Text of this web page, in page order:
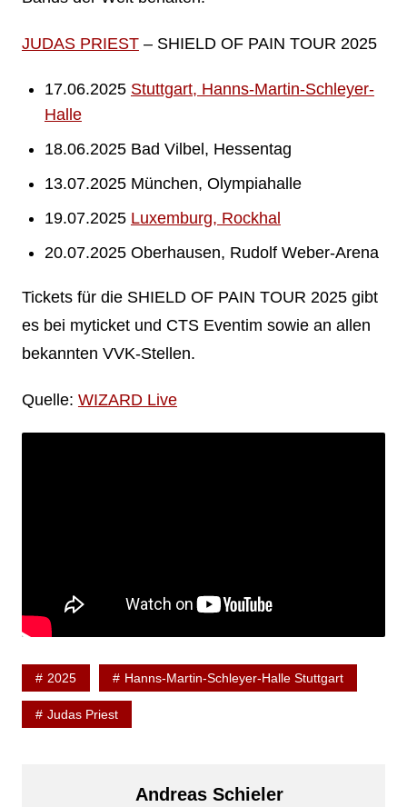
JUDAS PRIEST– SHIELD OF PAIN TOUR 2025
17.06.2025 Stuttgart, Hanns-Martin-Schleyer-
Halle
18.06.2025 Bad Vilbel, Hessentag
13.07.2025 München, Olympiahalle
19.07.2025 Luxemburg, Rockhal
20.07.2025 Oberhausen, Rudolf Weber-Arena
Tickets für die SHIELD OF PAIN TOUR 2025 gibt
es bei myticket und CTS Eventim sowie an allen
bekannten VVK-Stellen.
Quelle: WIZARD Live
2025 Hanns-Martin-Schleyer-Halle Stuttgart
Judas Priest
Andreas Schieler